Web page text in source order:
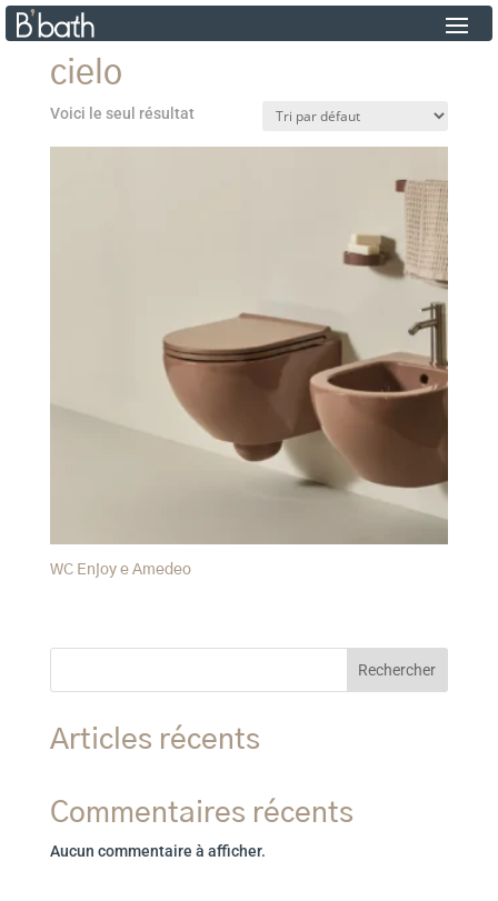
cielo
Voici le seul résultat
WC Enjoy e Amedeo
Rechercher
Articles récents
Commentaires récents
Aucun commentaire à afficher.